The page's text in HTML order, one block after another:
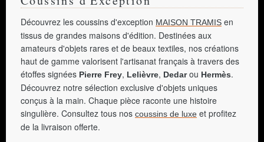
Découvrez les coussins d'exception MAISON TRAMIS en
tissus de grandes maisons d'édition. Destinées aux
amateurs d'objets rares et de beaux textiles, nos créations
haut de gamme valorisent l'artisanat français à travers des
étoffes signées Pierre Frey, Lelièvre, Dedarou Hermès.
Découvrez notre sélection exclusive d'objets uniques
conçus à la main. Chaque pièce raconte une histoire
singulière. Consultez tous nos coussins de luxe et profitez
de la livraison offerte.